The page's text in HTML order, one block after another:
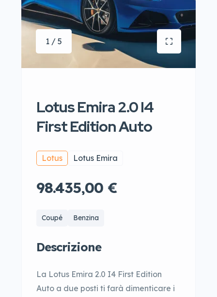
1 / 5
Lotus Emira 2.0 I4
First Edition Auto
Lotus Lotus Emira
98.435,00 €
Coupé Benzina
Descrizione
La Lotus Emira 2.0 I4 First Edition
Auto a due posti ti farà dimenticare i